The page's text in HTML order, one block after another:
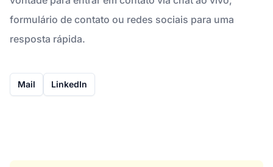
formulário de contato ou redes sociais para uma
resposta rápida.
Mail LinkedIn